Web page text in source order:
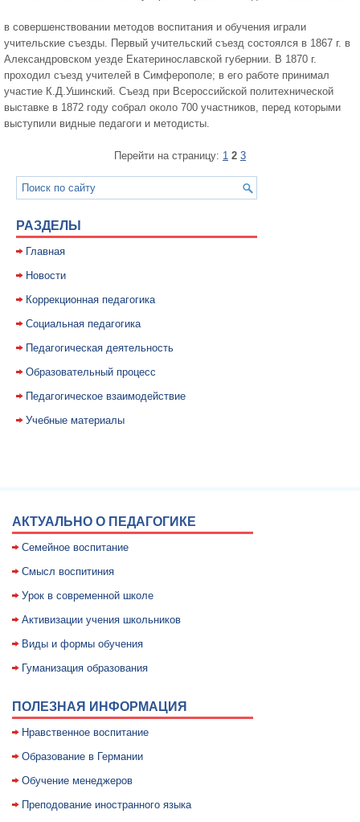
в совершенствовании методов воспитания и обучения играли
учительские съезды. Первый учительский съезд состоялся в 1867 г. в
Александровском уезде Екатеринославской губернии. В 1870 г.
проходил съезд учителей в Симферополе; в его работе принимал
участие К.Д.Ушинский. Съезд при Всероссийской политехнической
выставке в 1872 году собрал около 700 участников, перед которыми
выступили видные педагоги и методисты.
Перейти на страницу: 1 2 3
РАЗДЕЛЫ
Главная
Новости
Коррекционная педагогика
Социальная педагогика
Педагогическая деятельность
Образовательный процесс
Педагогическое взаимодействие
Учебные материалы
АКТУАЛЬНО О ПЕДАГОГИКЕ
Семейное воспитание
Смысл воспитиния
Уpок в совpеменной школе
Активизации учения школьников
Виды и формы обучения
Гуманизация образования
ПОЛЕЗНАЯ ИНФОРМАЦИЯ
Нравственное воспитание
Образование в Германии
Обучение менеджеров
Преподование иностранного языка